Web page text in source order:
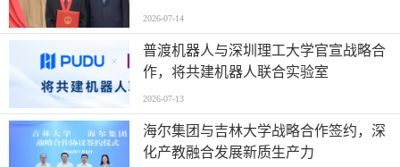
2026-07-14
普渡机器人与深圳理工大学官宣战略合
作，将共建机器人联合实验室
2026-07-13
海尔集团与吉林大学战略合作签约，深
化产教融合发展新质生产力